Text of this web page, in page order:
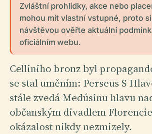
Zvláštní prohlídky, akce nebo
mohou mít vlastní vstupné, proto
návštěvou ověřte aktuální
oficiálním webu.
Celliniho bronz byl
se stal uměním: Perseus S
stále zvedá Medúsinu hlavu
občanským divadlem
okázalost nikdy nezmizely.